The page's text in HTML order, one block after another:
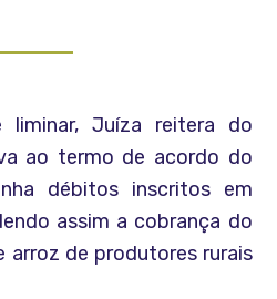
liminar, Juíza reitera do
ao termo de acordo do
débitos inscritos em
assim a cobrança do
arroz de produtores rurais